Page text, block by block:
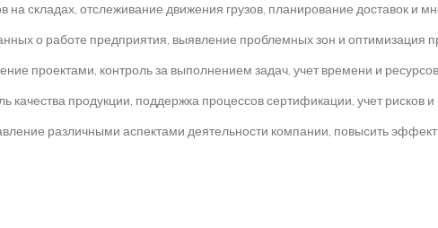
на складах, отслеживание движения грузов, планирование доставок и
о работе предприятия, выявление проблемных зон и оптимизация
проектами, контроль за выполнением задач, учет времени и
качества продукции, поддержка процессов сертификации, учет рисков и
различными аспектами деятельности компании, повысить